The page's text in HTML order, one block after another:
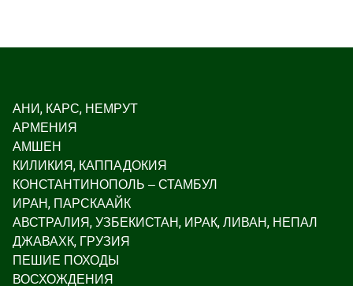
АНИ, КАРС, НЕМРУТ
АРМЕНИЯ
АМШЕН
КИЛИКИЯ, КАППАДОКИЯ
КОНСТАНТИНОПОЛЬ – СТАМБУЛ
ИРАН, ПАРСКААЙК
АВСТРАЛИЯ, УЗБЕКИСТАН, ИРАК, ЛИВАН, НЕПАЛ
ДЖАВАХК, ГРУЗИЯ
ПЕШИЕ ПОХОДЫ
ВОСХОЖДЕНИЯ